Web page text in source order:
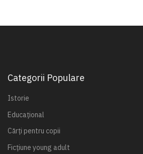
Categorii Populare
Istorie
Educațional
Cărți pentru copii
Ficțiune young adult